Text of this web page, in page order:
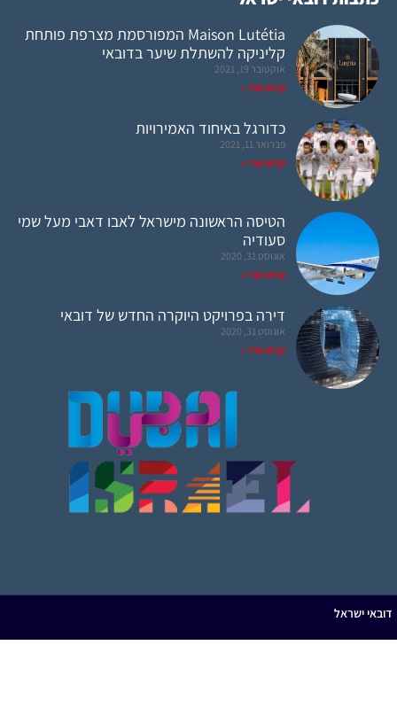
Maison Lutétia המפורסמת מצרפת פותחת
קליניקה להשתלת שיער בדובאי
אוקטובר 19, 2021
קראו עוד »
כדורגל באיחוד האמירויות
פברואר 11, 2021
קראו עוד »
הטיסה הראשונה מישראל לאבו דאבי מעל שמי
סעודיה
אוגוסט 31, 2020
קראו עוד »
דירה בפרויקט היוקרה החדש של דובאי
אוגוסט 31, 2020
קראו עוד »
ישראל